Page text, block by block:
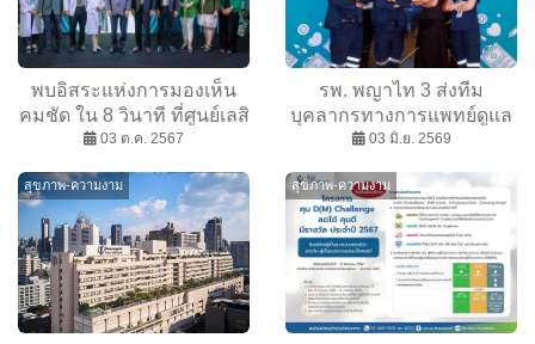
พบอิสระแห่งการมองเห็น
คมชัด ใน 8 วินาที ที่ศูนย์เลสิ
คอินทรารัตน์ พร้อม
ZEISS SMILE® pro
03 ต.ค. 2567
รพ. พญาไท 3 ส่งทีม
บุคลากรทางการแพทย์ดูแล
ความปลอดภัย ในงาน “คม
22
03 มิ.ย. 2569
สุขภาพ-ความงาม สุขภาพ-ความงาม